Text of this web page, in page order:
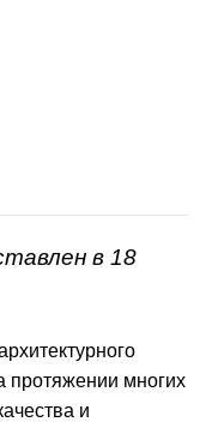
в 18
протяжении многих
и